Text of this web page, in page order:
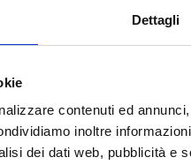
Dettagli
contenuti ed
inoltre
dei dati web, pubblicità e